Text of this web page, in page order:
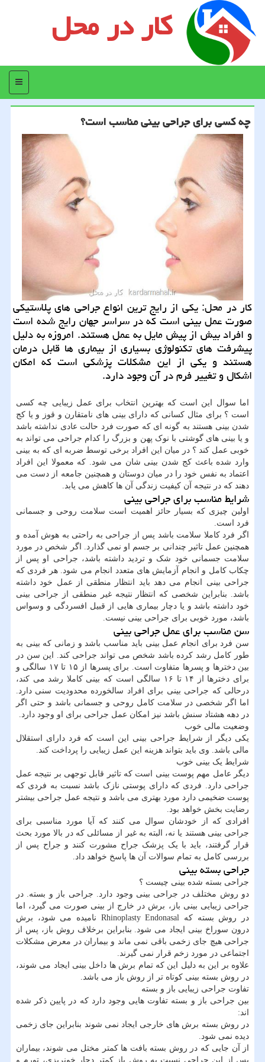
کار در محل
منو
چه كسی برای جراحی بینی مناسب است؟
كار در محل: یكی از رایج ترین انواع جراحی های پلاستیكی
صورت عمل بینی است كه در سراسر جهان رایج شده است
و افراد بیش از پیش مایل به عمل هستند. امروزه به دلیل
پیشرفت های تكنولوژی بسیاری از بیماری ها قابل درمان
هستند و یكی از این مشكلات پزشكی است كه امكان
اشكال و تغییر فرم در آن وجود دارد.
اما سوال این است که بهترین انتخاب برای عمل زیبایی چه کسی
است ؟ برای مثال کسانی که دارای بینی های نامتقارن و قوز و یا کج
شدن بینی هستند به گونه ای که صورت فرد حالت عادی نداشته باشد
و یا بینی های گوشتی با نوک پهن و بزرگ را کدام جراحی می تواند به
خوبی عمل کند ؟ در میان این افراد برخی توسط ضربه ای که به بینی
وارد شده باعث کج شدن بینی شان می شود. که معمولا این افراد
اعتماد به نفس خود را در میان دوستان و همچنین جامعه از دست می
دهند که در نتیجه آن کیفیت زندگی آن ها کاهش می یابد.
شرایط مناسب برای جراحی بینی
اولین چیزی که بسیار حائز اهمیت است سلامت روحی و جسمانی
فرد است.
اگر فرد کاملا سلامت باشد پس از جراحی به راحتی به هوش آمده و
همچنین عمل تاثیر چندانی بر جسم او نمی گذارد. اگر شخص در مورد
سلامت جسمانی خود شک و تردید داشته باشد، جراحی او پس از
چکاب کامل و انجام آزمایش های متعدد انجام می شود. هر فردی که
جراحی بینی انجام می دهد باید انتظار منطقی از عمل خود داشته
باشد. بنابراین شخصی که انتظار نتیجه غیر منطقی از جراحی بینی
خود داشته باشد و یا دچار بیماری هایی از قبیل افسردگی و وسواس
باشد، مورد خوبی برای جراحی بینی نیست.
سن مناسب برای عمل جراحی بینی
سن فرد برای انجام عمل بینی باید مناسب باشد و زمانی که بینی به
طور کامل رشد کرده باشد شخص می تواند جراحی کند. این سن در
بین دخترها و پسرها متفاوت است. برای پسرها از ۱۵ تا ۱۷ سالگی و
برای دخترها از ۱۴ تا ۱۶ سالگی است که بینی کاملا رشد می کند،
درحالی که جراحی بینی برای افراد سالخورده محدودیت سنی دارد.
اما اگر شخصی در سلامت کامل روحی و جسمانی باشد و حتی اگر
در دهه هشتاد سنش باشد نیز امکان عمل جراحی برای او وجود دارد.
وضعیت مالی خوب
یکی دیگر از شرایط جراحی بینی این است که فرد دارای استقلال
مالی باشد. وی باید بتواند هزینه این عمل زیبایی را پرداخت کند.
شرایط یک بینی خوب
دیگر عامل مهم پوست بینی است که تاثیر قابل توجهی بر نتیجه عمل
جراحی دارد. فردی که دارای پوستی نازک باشد نسبت به فردی که
پوست ضخیمی دارد مورد بهتری می باشد و نتیجه عمل جراحی بیشتر
رضایت بخش خواهد بود.
افرادی که از خودشان سوال می کنند که آیا مورد مناسبی برای
جراحی بینی هستند یا نه، البته به غیر از مسائلی که در بالا مورد بحث
قرار گرفتند، باید با یک پزشک جراح مشورت کنند و جراح پس از
بررسی کامل به تمام سوالات آن ها پاسخ خواهد داد.
جراحی بسته بینی
جراحی بسته شده بینی چیست ؟
دو روش مختلف در جراحی بینی وجود دارد. جراحی باز و بسته. در
جراحی زیبایی بینی باز، برش در خارج از بینی صورت می گیرد، اما
در روش بسته که Rhinoplasty Endonasal نامیده می شود، برش
درون سوراخ بینی ایجاد می شود. بنابراین برخلاف روش باز، پس از
جراحی هیچ جای زخمی باقی نمی ماند و بیماران در معرض مشکلات
اجتماعی در مورد زخم قرار نمی گیرند.
علاوه بر این به دلیل این که تمام برش ها داخل بینی ایجاد می شوند،
در روش بسته بینی کوتاه تر از روش باز می باشد.
تفاوت جراحی زیبایی باز و بسته
بین جراحی باز و بسته تفاوت هایی وجود دارد که در پایین ذکر شده
اند:
در روش بسته برش های خارجی ایجاد نمی شوند بنابراین جای زخمی
دیده نمی شود.
از آن جایی که در روش بسته بافت ها کمتر مختل می شوند، بیماران
پس از این جراحی نسبت به روش باز کمتر دچار خونریزی، تورم و